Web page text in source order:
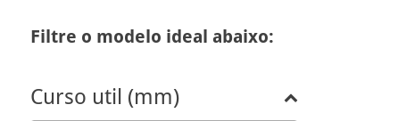
Filtre o modelo ideal abaixo:
Curso util (mm)